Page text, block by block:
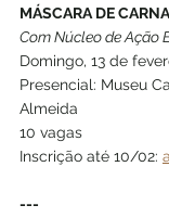
MÁSCARA DE
Com Núcleo de Ação
Domingo, 13 de
Presencial: Museu
Almeida
10 vagas
Inscrição até 10/02:
---